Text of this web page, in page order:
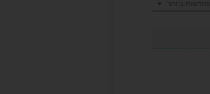
החדשות ביותר